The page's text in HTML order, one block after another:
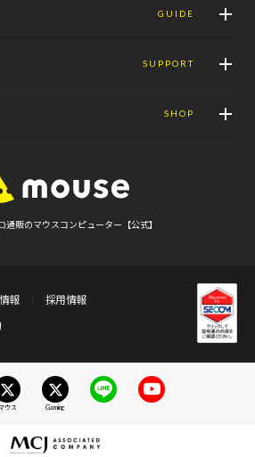
GUIDE
SUPPORT
SHOP
通販のマウスコンピューター【公式】
報
採用情報
ウス Gaming